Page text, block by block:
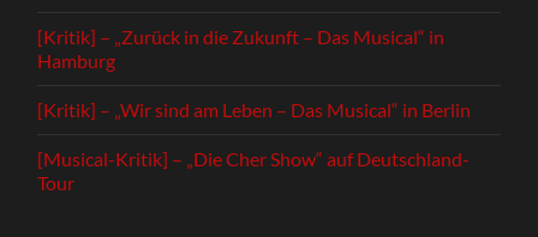
[Kritik] – „Zurück in die Zukunft – Das Musical“ in
Hamburg
[Kritik] – „Wir sind am Leben – Das Musical“ in Berlin
[Musical-Kritik] – „Die Cher Show“ auf Deutschland-
Tour